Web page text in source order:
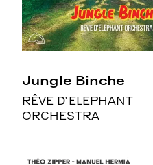
Jungle Binche
RÊVE D'ELEPHANT
ORCHESTRA